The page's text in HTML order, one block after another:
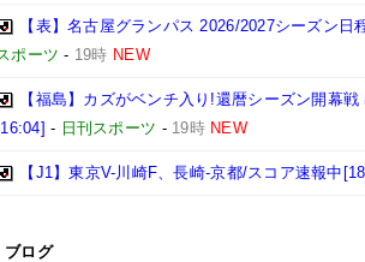
【表】名古屋グランパス 2026/2027シーズン
ポーツ - 19時 NEW
【福島】カズがベンチ入り!還暦シーズン開幕
- 日刊スポーツ - 19時 NEW
【J1】東京V-川崎F、長崎-京都/スコア速報中
ブログ